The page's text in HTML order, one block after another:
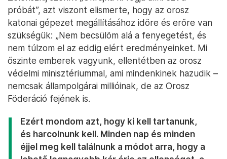
próbát”, azt viszont elismerte, hogy az orosz
katonai gépezet megállításához időre és erőre van
szükségük: „Nem becsülöm alá a fenyegetést, és
nem túlzom el az eddig elért eredményeinket. Mi
őszinte emberek vagyunk, ellentétben az orosz
védelmi minisztériummal, ami mindenkinek hazudik –
nemcsak állampolgárai millióinak, de az Orosz
Föderáció fejének is.
Ezért mondom azt, hogy ki kell tartanunk,
és harcolnunk kell. Minden nap és minden
éjjel meg kell találnunk a módot arra, hogy a